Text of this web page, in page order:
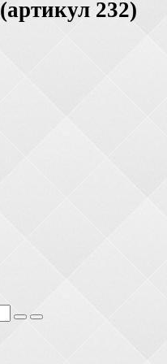
(артикул 232)